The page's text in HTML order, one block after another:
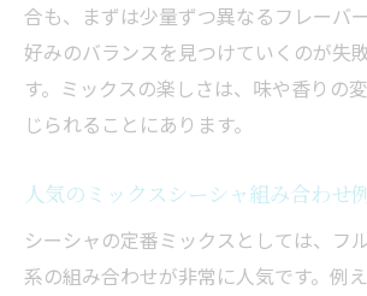
合も、まずは少量ずつ異なるフレーバ
好みのバランスを見つけていくのが失
す。ミックスの楽しさは、味や香りの
じられることにあります。
人気のミックスシーシャ組み合わせ
シーシャの定番ミックスとしては、フ
系の組み合わせが非常に人気です。例